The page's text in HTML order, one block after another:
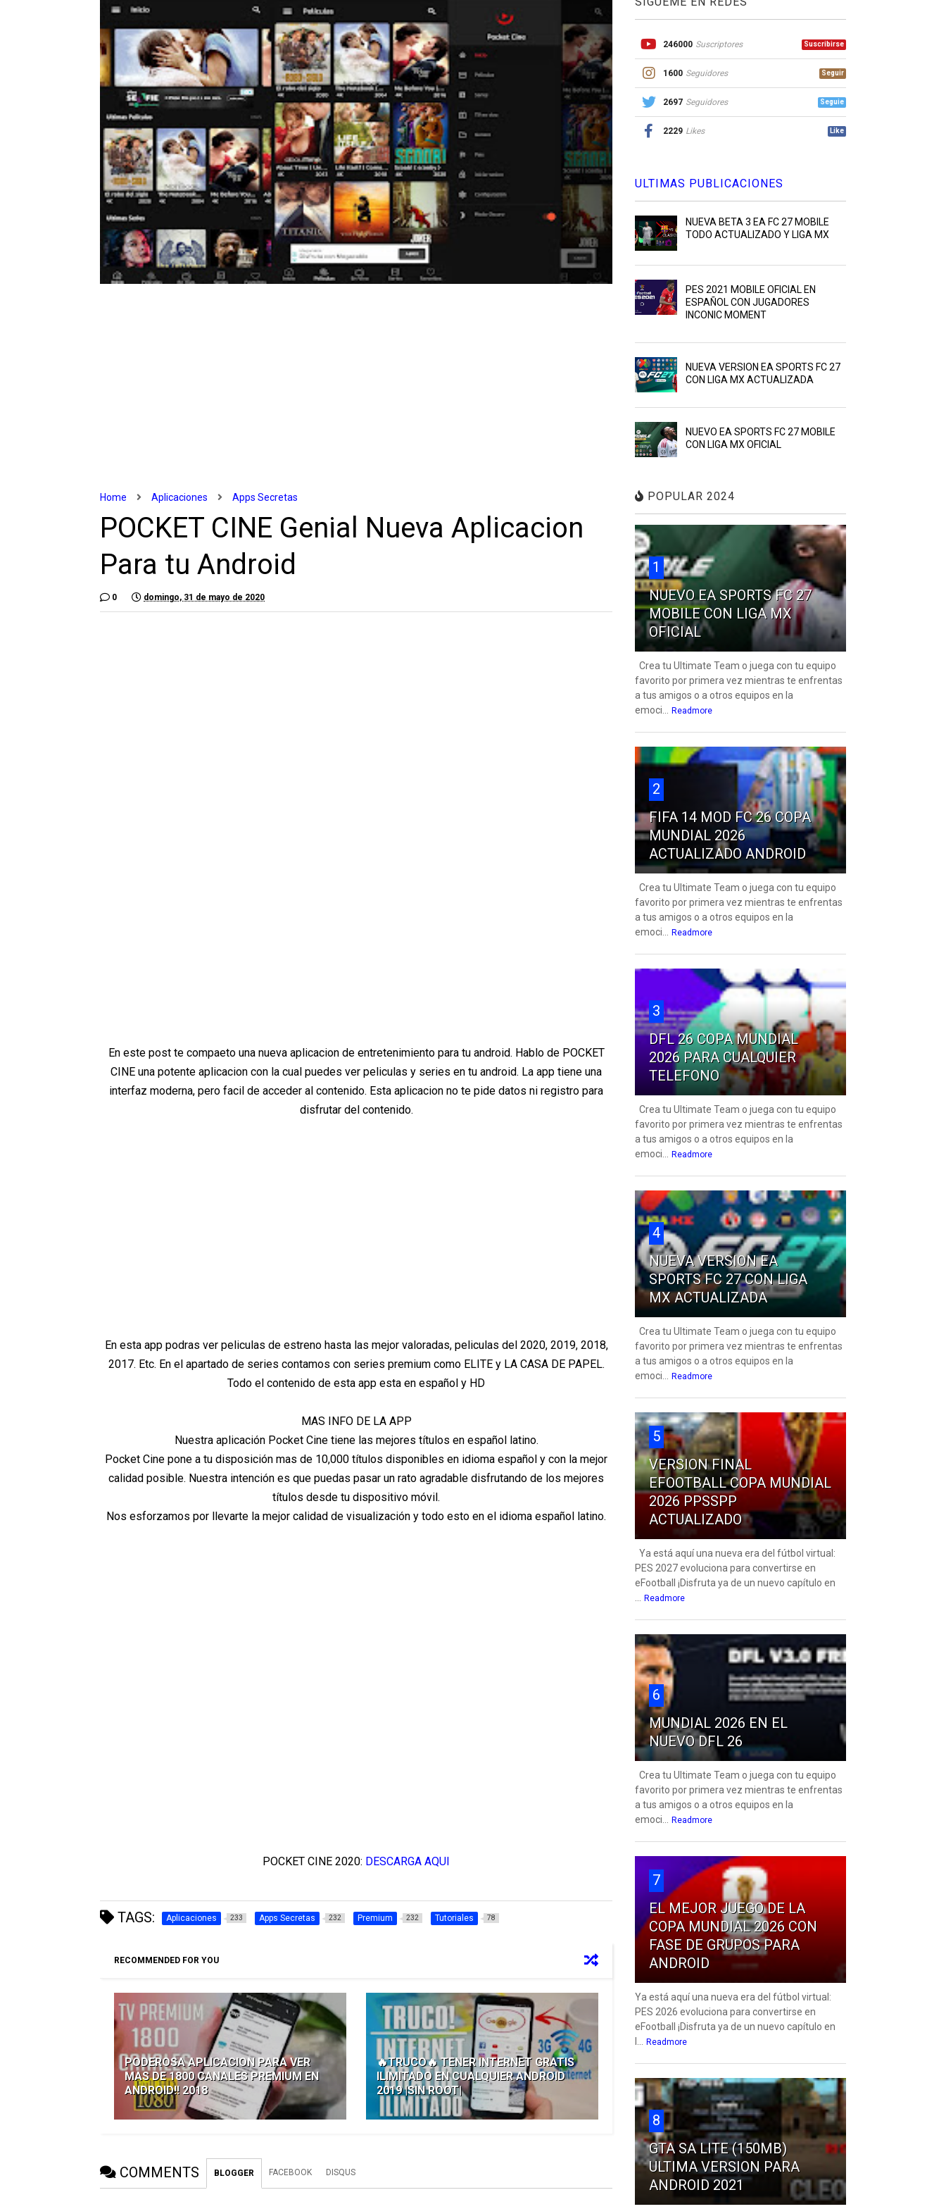
Home Aplicaciones Apps Secretas
POCKET CINE Genial Nueva Aplicacion
Para tu Android
0 domingo, 31 de mayo de 2020
En este post te compaeto una nueva aplicacion de entretenimiento para tu android. Hablo de POCKET
CINE una potente aplicacion con la cual puedes ver peliculas y series en tu android. La app tiene una
interfaz moderna, pero facil de acceder al contenido. Esta aplicacion no te pide datos ni registro para
disfrutar del contenido.
En esta app podras ver peliculas de estreno hasta las mejor valoradas, peliculas del 2020, 2019, 2018,
2017. Etc. En el apartado de series contamos con series premium como ELITE y LA CASA DE PAPEL.
Todo el contenido de esta app esta en español y HD
MAS INFO DE LA APP
Nuestra aplicación Pocket Cine tiene las mejores títulos en español latino.
Pocket Cine pone a tu disposición mas de 10,000 títulos disponibles en idioma español y con la mejor
calidad posible. Nuestra intención es que puedas pasar un rato agradable disfrutando de los mejores
títulos desde tu dispositivo móvil.
Nos esforzamos por llevarte la mejor calidad de visualización y todo esto en el idioma español latino.
POCKET CINE 2020: DESCARGA AQUI
TAGS: Aplicaciones 233 Apps Secretas 232 Premium 232 Tutoriales 78
RECOMMENDED FOR YOU
PODEROSA APLICACION PARA VER
MAS DE 1800 CANALES PREMIUM EN
ANDROID!! 2018
🔥TRUCO🔥 TENER INTERNET GRATIS
ILIMITADO EN CUALQUIER ANDROID
2019 |SIN ROOT|
COMMENTS BLOGGER FACEBOOK DISQUS
246000 Suscriptores Suscribirse
1600 Seguidores Seguir
2697 Seguidores Seguie
2229 Likes Like
ULTIMAS PUBLICACIONES
NUEVA BETA 3 EA FC 27 MOBILE
TODO ACTUALIZADO Y LIGA MX
PES 2021 MOBILE OFICIAL EN
ESPAÑOL CON JUGADORES
INCONIC MOMENT
NUEVA VERSION EA SPORTS FC 27
CON LIGA MX ACTUALIZADA
NUEVO EA SPORTS FC 27 MOBILE
CON LIGA MX OFICIAL
POPULAR 2024
1
NUEVO EA SPORTS FC 27
MOBILE CON LIGA MX
OFICIAL
Crea tu Ultimate Team o juega con tu equipo
favorito por primera vez mientras te enfrentas
a tus amigos o a otros equipos en la
emoci...
Readmore
2
FIFA 14 MOD FC 26 COPA
MUNDIAL 2026
ACTUALIZADO ANDROID
Crea tu Ultimate Team o juega con tu equipo
favorito por primera vez mientras te enfrentas
a tus amigos o a otros equipos en la
emoci...
Readmore
3
DFL 26 COPA MUNDIAL
2026 PARA CUALQUIER
TELEFONO
Crea tu Ultimate Team o juega con tu equipo
favorito por primera vez mientras te enfrentas
a tus amigos o a otros equipos en la
emoci...
Readmore
4
NUEVA VERSION EA
SPORTS FC 27 CON LIGA
MX ACTUALIZADA
Crea tu Ultimate Team o juega con tu equipo
favorito por primera vez mientras te enfrentas
a tus amigos o a otros equipos en la
emoci...
Readmore
5
VERSION FINAL
EFOOTBALL COPA MUNDIAL
2026 PPSSPP
ACTUALIZADO
Ya está aquí una nueva era del fútbol virtual:
PES 2027 evoluciona para convertirse en
eFootball ¡Disfruta ya de un nuevo capítulo en
Readmore
6
MUNDIAL 2026 EN EL
NUEVO DFL 26
Crea tu Ultimate Team o juega con tu equipo
favorito por primera vez mientras te enfrentas
a tus amigos o a otros equipos en la
emoci...
Readmore
7
EL MEJOR JUEGO DE LA
COPA MUNDIAL 2026 CON
FASE DE GRUPOS PARA
ANDROID
Ya está aquí una nueva era del fútbol virtual:
PES 2026 evoluciona para convertirse en
eFootball ¡Disfruta ya de un nuevo capítulo en
Readmore
8
GTA SA LITE (150MB)
ULTIMA VERSION PARA
ANDROID 2021